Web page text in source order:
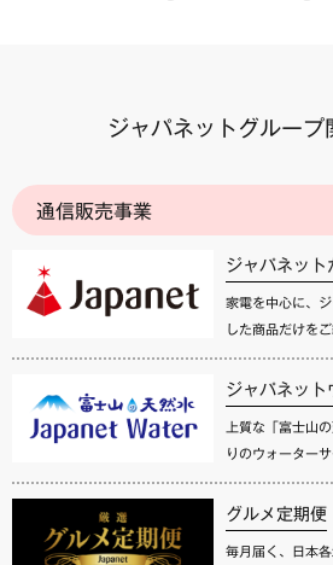
ジャパネットグループ
通信販売事業
ジャパネッ
家電を中心に、
した商品だけをご
ジャパネット
上質な「富士山
りのウォーター
グルメ定期便
毎月届く、日本